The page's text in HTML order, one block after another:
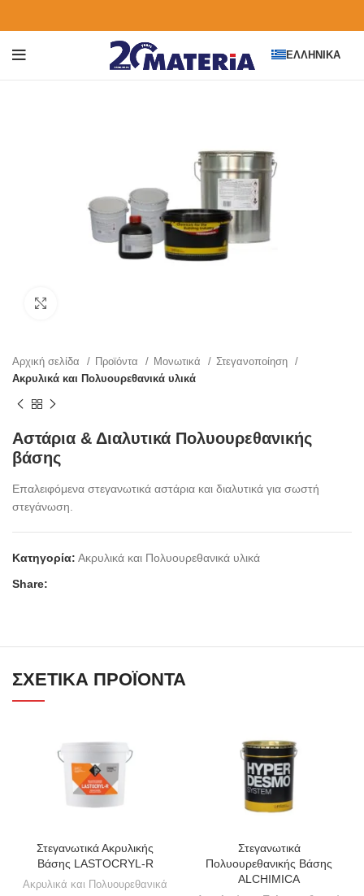
ΕΛΛΗΝΙΚΆ
Αρχική σελίδα Προϊόντα Μονωτικά
Στεγανοποίηση
Ακρυλικά και Πολυουρεθανικά υλικά
Αστάρια & Διαλυτικά Πολυουρεθανικής
βάσης
Επαλειφόμενα στεγανωτικά αστάρια και διαλυτικά για σωστή
στεγάνωση.
Κατηγορία: Ακρυλικά και Πολυουρεθανικά υλικά
Share:
ΣΧΕΤΙΚΆ ΠΡΟΪΌΝΤΑ
Στεγανωτικά Ακρυλικής
Βάσης LASTOCRYL-R
Ακρυλικά και Πολυουρεθανικά
Στεγανωτικά
Πολυουρεθανικής Βάσης
ALCHIMICA